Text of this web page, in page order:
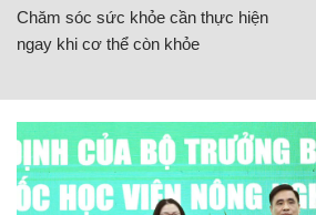
Chăm sóc sức khỏe cần thực hiện
ngay khi cơ thể còn khỏe